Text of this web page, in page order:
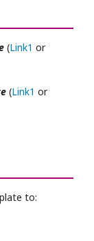
(Link1 or
(Link1 or
to: